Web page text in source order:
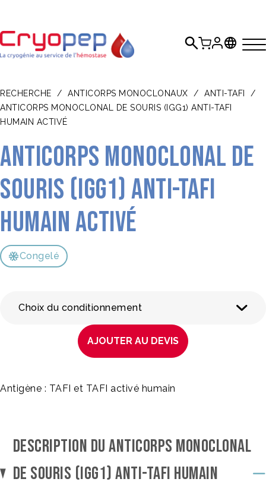
RECHERCHE / ANTICORPS MONOCLONAUX / ANTI-TAFI
/
ANTICORPS MONOCLONAL DE SOURIS (IGG1) ANTI-TAFI
HUMAIN ACTIVÉ
Anticorps monoclonal de
souris (IgG1) anti-TAFI
humain activé
Congelé
Choix du conditionnement
AJOUTER AU DEVIS
Antigène : TAFI et TAFI activé humain
DESCRIPTION DU ANTICORPS MONOCLONAL
DE SOURIS (IGG1) ANTI-TAFI HUMAIN